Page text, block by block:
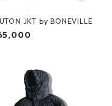
JKT by BONEVILLE